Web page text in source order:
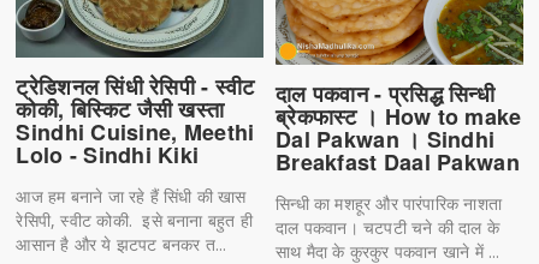
ट्रेडिशनल सिंधी रेसिपी - स्वीट
कोकी, बिस्किट जैसी खस्ता
Sindhi Cuisine, Meethi
Lolo - Sindhi Kiki
आज हम बनाने जा रहे हैं सिंधी की खास
रेसिपी, स्वीट कोकी. इसे बनाना बहुत ही
आसान है और ये झटपट बनकर त...
दाल पकवान - प्रसिद्ध सिन्धी
ब्रेकफास्ट । How to make
Dal Pakwan । Sindhi
Breakfast Daal Pakwan
सिन्धी का मशहूर और पारंपारिक नाशता
दाल पकवान। चटपटी चने की दाल के
साथ मैदा के कुरकुर पकवान खाने में ...